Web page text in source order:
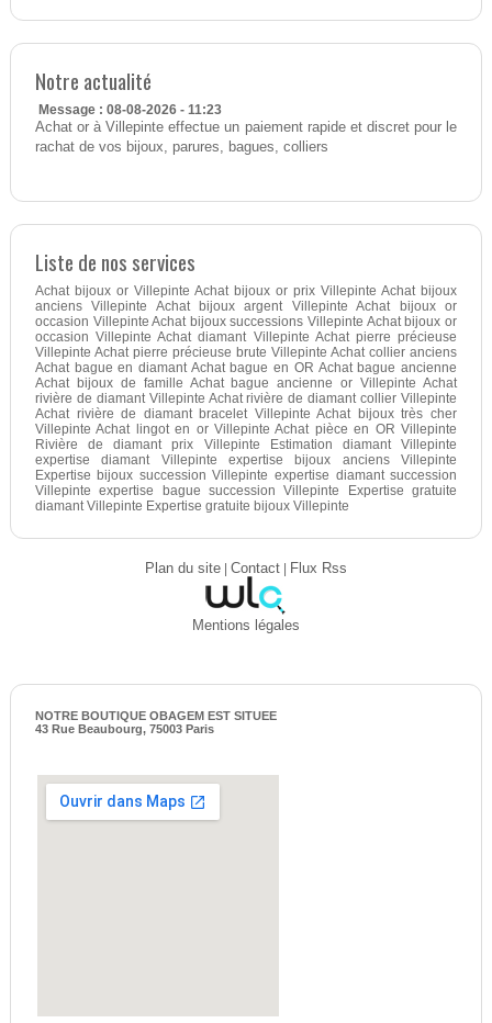
Notre actualité
Message : 08-08-2026 - 11:23
Achat or à Villepinte effectue un paiement rapide et discret pour le
rachat de vos bijoux, parures, bagues, colliers
Liste de nos services
Achat bijoux or Villepinte Achat bijoux or prix Villepinte Achat bijoux
anciens Villepinte Achat bijoux argent Villepinte Achat bijoux or
occasion Villepinte Achat bijoux successions Villepinte Achat bijoux or
occasion Villepinte Achat diamant Villepinte Achat pierre précieuse
Villepinte Achat pierre précieuse brute Villepinte Achat collier anciens
Achat bague en diamant Achat bague en OR Achat bague ancienne
Achat bijoux de famille Achat bague ancienne or Villepinte Achat
rivière de diamant Villepinte Achat rivière de diamant collier Villepinte
Achat rivière de diamant bracelet Villepinte Achat bijoux très cher
Villepinte Achat lingot en or Villepinte Achat pièce en OR Villepinte
Rivière de diamant prix Villepinte Estimation diamant Villepinte
expertise diamant Villepinte expertise bijoux anciens Villepinte
Expertise bijoux succession Villepinte expertise diamant succession
Villepinte expertise bague succession Villepinte Expertise gratuite
diamant Villepinte Expertise gratuite bijoux Villepinte
Plan du site| Contact| Flux Rss
Mentions légales
NOTRE BOUTIQUE OBAGEM EST SITUEE
43 Rue Beaubourg, 75003 Paris